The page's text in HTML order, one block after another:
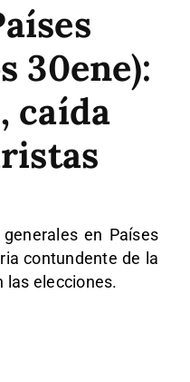
30ene):
caída
en Países
contundente de la
las elecciones.